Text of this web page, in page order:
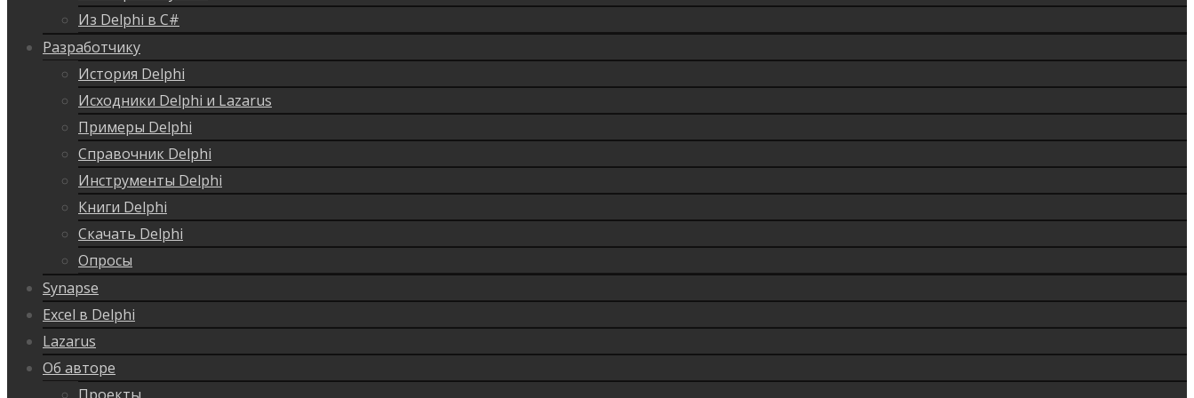
Из Delphi в C#
Разработчику
История Delphi
Исходники Delphi и Lazarus
Примеры Delphi
Справочник Delphi
Инструменты Delphi
Книги Delphi
Скачать Delphi
Опросы
Synapse
Excel в Delphi
Lazarus
Об авторе